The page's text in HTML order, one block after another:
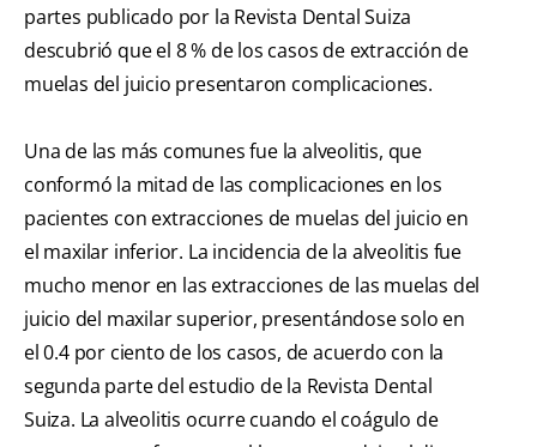
partes publicado por la Revista Dental Suiza
descubrió que el 8 % de los casos de extracción de
muelas del juicio presentaron complicaciones.
Una de las más comunes fue la alveolitis, que
conformó la mitad de las complicaciones en los
pacientes con extracciones de muelas del juicio en
el maxilar inferior. La incidencia de la alveolitis fue
mucho menor en las extracciones de las muelas del
juicio del maxilar superior, presentándose solo en
el 0.4 por ciento de los casos, de acuerdo con la
segunda parte del estudio de la Revista Dental
Suiza. La alveolitis ocurre cuando el coágulo de